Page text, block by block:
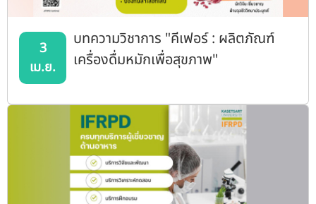
3
เม.ย.
บทความวิชาการ "คีเฟอร์ : ผลิตภัณฑ์
เครื่องดื่มหมักเพื่อสุขภาพ"